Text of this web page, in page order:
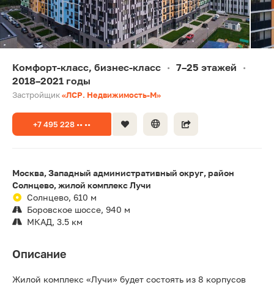
Комфорт-класс, бизнес-класс • 7–25 этажей •
2018–2021 годы
Застройщик«ЛСР. Недвижимость-М»
+7 495 228 •• ••
Москва, Западный административный округ, район
Солнцево, жилой комплекс Лучи
Солнцево, 610 м
Боровское шоссе, 940 м
МКАД, 3.5 км
Описание
Жилой комплекс «Лучи» будет состоять из 8 корпусов